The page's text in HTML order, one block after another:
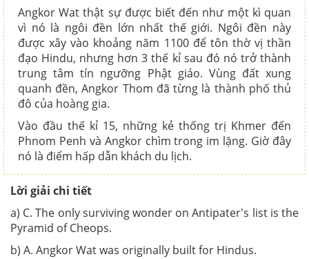
Angkor Wat thật sự được biết đến như một kì quan
vì nó là ngôi đền lớn nhất thế giới. Ngôi đền này
được xây vào khoảng năm 1100 để tôn thờ vị thần
đạo Hindu, nhưng hơn 3 thế kỉ sau đó nó trở thành
trung tâm tín ngưỡng Phật giáo. Vùng đất xung
quanh đền, Angkor Thom đã từng là thành phố thủ
đô của hoàng gia.
Vào đầu thế kỉ 15, những kẻ thống trị Khmer đến
Phnom Penh và Angkor chìm trong im lặng. Giờ đây
nó là điểm hấp dẫn khách du lịch.
Lời giải chi tiết
a) C. The only surviving wonder on Antipater's list is the
Pyramid of Cheops.
b) A. Angkor Wat was originally built for Hindus.